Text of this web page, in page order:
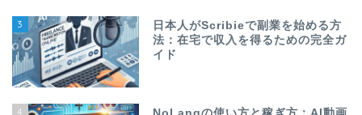
3
日本人がScribieで副業を始める方
法：在宅で収入を得るための完全ガ
イド
4